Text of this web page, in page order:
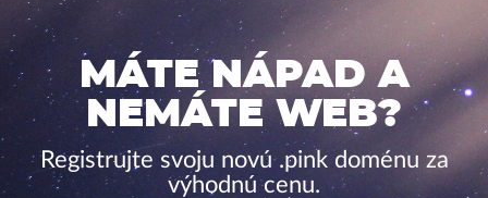
MÁTE NÁPAD A
NEMÁTE WEB?
Registrujte svoju novú .pink doménu za
výhodnú cenu.